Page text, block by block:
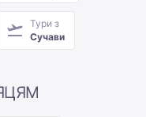
Тури з
Сучави